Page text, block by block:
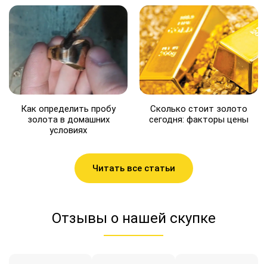
Как определить пробу
золота в домашних
условиях
Сколько стоит золото
сегодня: факторы цены
Читать все статьи
Отзывы о нашей скупке